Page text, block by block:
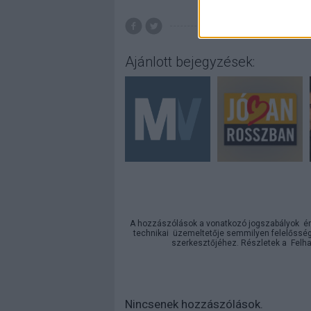
Ajánlott bejegyzések:
A hozzászólások a vonatkozó jogszabályok
technikai üzemeltetője semmilyen
szerkesztőjéhez. Részletek a
Nincsenek hozzászólások.